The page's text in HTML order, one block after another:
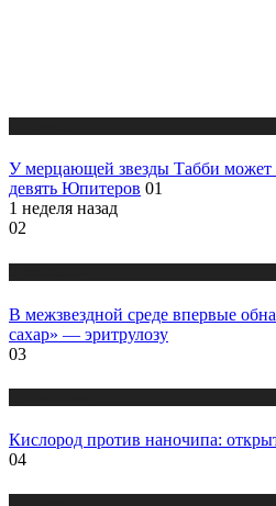
У мерцающей звезды Табби может
девять Юпитеров 01
1 неделя назад
02
В межзвездной среде впервые
сахар» — эритрулозу
03
Кислород против наночипа:
04